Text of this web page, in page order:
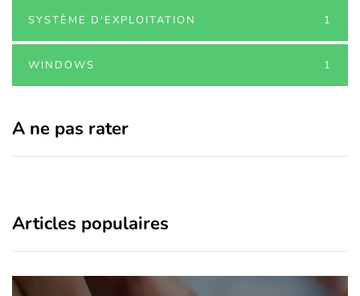
SYSTÈME D'EXPLOITATION 1
WINDOWS 1
A ne pas rater
Articles populaires